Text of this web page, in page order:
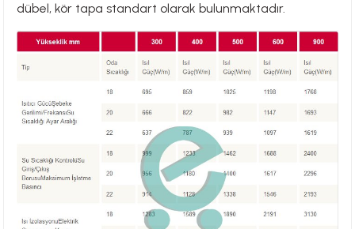
dübel, kör tapa standart olarak bulunmaktadır.